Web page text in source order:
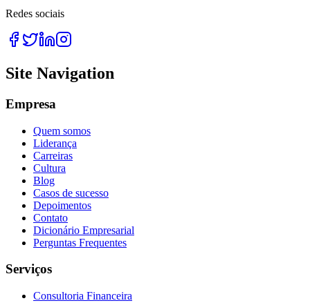
Redes sociais
Site Navigation
Empresa
Quem somos
Liderança
Carreiras
Cultura
Blog
Casos de sucesso
Depoimentos
Contato
Dicionário Empresarial
Perguntas Frequentes
Serviços
Consultoria Financeira